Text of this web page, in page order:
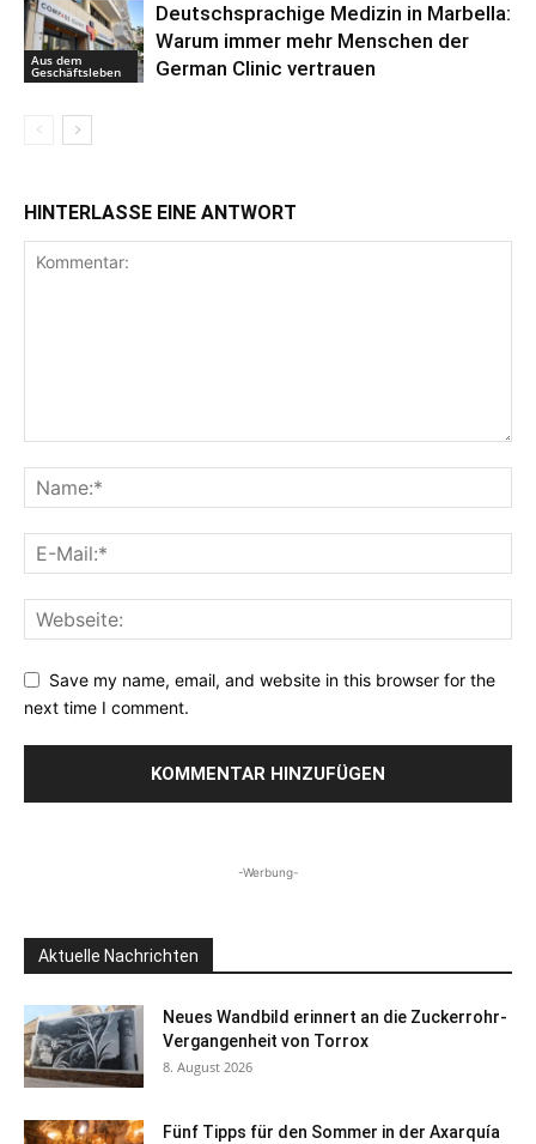
Aus dem
Geschäftsleben
Deutschsprachige Medizin in Marbella:
Warum immer mehr Menschen der
German Clinic vertrauen
HINTERLASSE EINE ANTWORT
Save my name, email, and website in this browser for the
next time I comment.
-Werbung-
Aktuelle Nachrichten
Neues Wandbild erinnert an die Zuckerrohr-
Vergangenheit von Torrox
8. August 2026
Fünf Tipps für den Sommer in der Axarquía